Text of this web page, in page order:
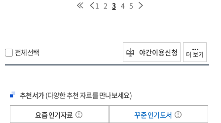
1 2 3 4 5
전체선택 야간이용신청 더 보기
추천서가(다양한 추천 자료를 만나보세요)
요즘 인기자료
꾸준 인기도서